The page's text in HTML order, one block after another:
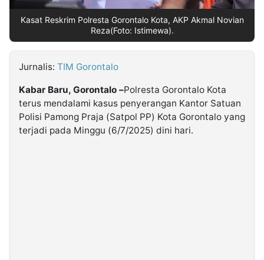
Kabarbaru.co
2026
Kasat Reskrim Polresta Gorontalo Kota, AKP Akmal Novian
Reza(Foto: Istimewa).
Jurnalis: TIM Gorontalo
Kabar Baru, Gorontalo –Polresta Gorontalo Kota
terus mendalami kasus penyerangan Kantor Satuan
Polisi Pamong Praja (Satpol PP) Kota Gorontalo yang
terjadi pada Minggu (6/7/2025) dini hari.